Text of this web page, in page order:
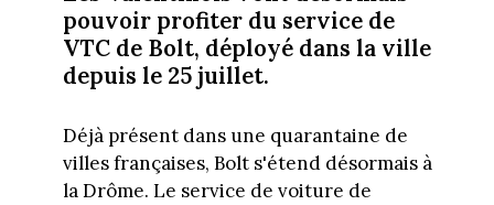
pouvoir profiter du service de
VTC de Bolt, déployé dans la ville
depuis le 25 juillet.
Déjà présent dans une quarantaine de
villes françaises, Bolt s'étend désormais à
la Drôme. Le service de voiture de